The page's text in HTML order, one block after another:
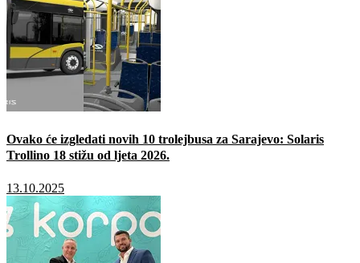
Ovako će izgledati novih 10 trolejbusa za Sarajevo: Solaris
Trollino 18 stižu od ljeta 2026.
13.10.2025